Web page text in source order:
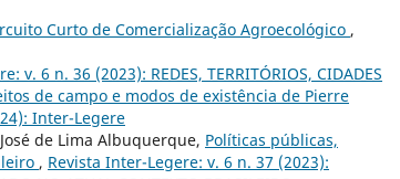
Curto de Comercialização Agroecológico ,
v. 6 n. 36 (2023): REDES, TERRITÓRIOS, CIDADES
de campo e modos de existência de Pierre
Inter-Legere
de Lima Albuquerque, Políticas públicas,
, Revista Inter-Legere: v. 6 n. 37 (2023):